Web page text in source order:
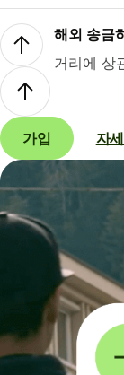
해외 송금
거리에 상
가입 자